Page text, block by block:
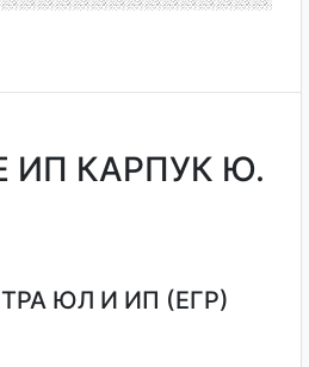
ИП КАРПУК Ю.
ЮЛ И ИП (ЕГР)